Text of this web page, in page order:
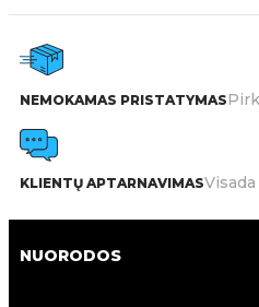
NEMOKAMAS PRISTATYMAS
KLIENTŲ APTARNAVIMAS
NUORODOS